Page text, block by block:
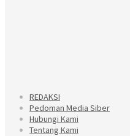
REDAKSI
Pedoman Media Siber
Hubungi Kami
Tentang Kami